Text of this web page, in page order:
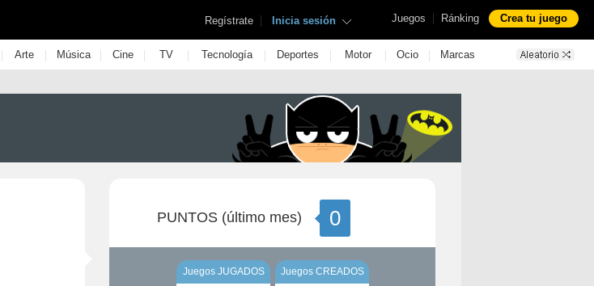
Juegos | Ránking Crea tu juego
Regístrate | Inicia sesión
| Arte | Música | Cine | TV | Tecnología | Deportes | Motor | Ocio | Marcas
PUNTOS (último mes) 0
Juegos JUGADOS Juegos CREADOS